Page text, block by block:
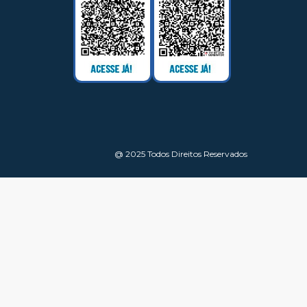
@ 2025 Todos Direitos Reservados